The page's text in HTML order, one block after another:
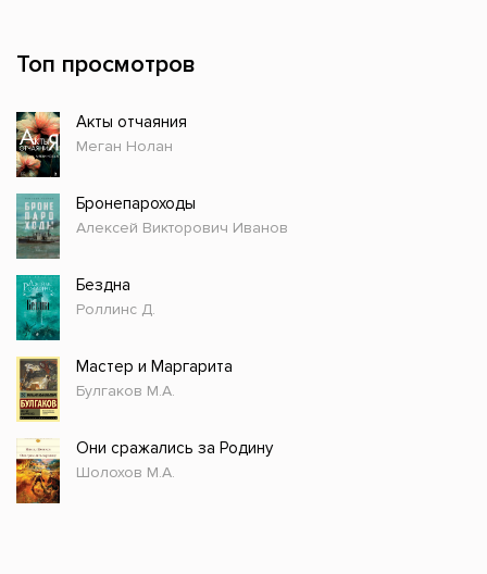
Топ просмотров
Акты отчаяния
Меган Нолан
Бронепароходы
Алексей Викторович Иванов
Бездна
Роллинс Д.
Мастер и Маргарита
Булгаков М.А.
Они сражались за Родину
Шолохов М.А.